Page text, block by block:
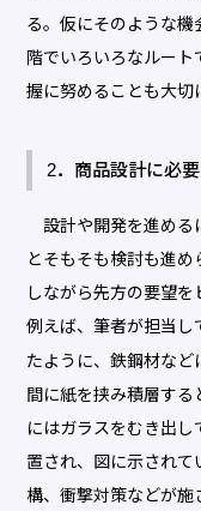
る。仮にそのような
階でいろいろなルー
握に努めることも大切
2．商品設計に必
設計や開発を進める
とそもそも検討も進
しながら先方の要望を
例えば、筆者が担当
たように、鉄鋼材など
間に紙を挟み積層す
にはガラスをむき出
置され、図に示され
構、衝撃対策などが施